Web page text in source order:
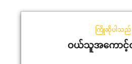
ကြိုဆိုပါသည်
ဝယ်သူအကောင့်ဝ